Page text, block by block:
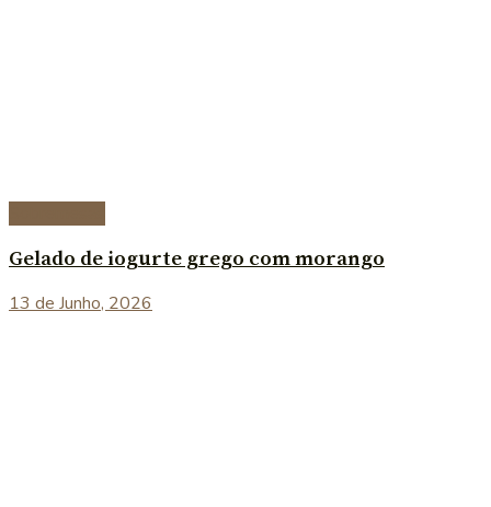
Gelado de iogurte grego com morango
13 de Junho, 2026